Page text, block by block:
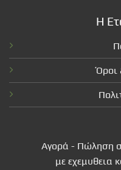
Η
Όροι
Αγορά - Πώληση
με εχεμυθεια